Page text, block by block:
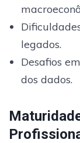
legados.
Desafios
dos dados.